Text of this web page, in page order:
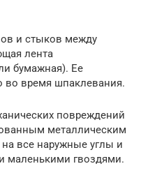
и стыков между
лента
бумажная). Ее
во время шпаклевания.
повреждений
металлическим
все наружные углы и
маленькими гвоздями.